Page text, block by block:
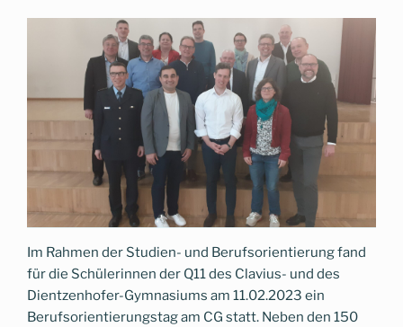
Im Rahmen der Studien- und Berufsorientierung fand
für die Schülerinnen der Q11 des Clavius- und des
Dientzenhofer-Gymnasiums am 11.02.2023 ein
Berufsorientierungstag am CG statt. Neben den 150